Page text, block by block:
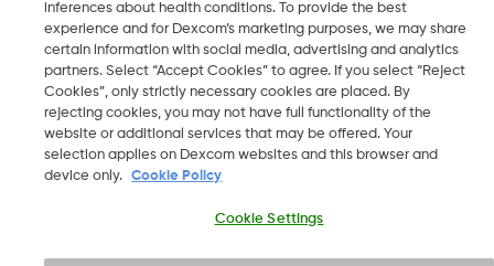
2026 Dexcom, Inc. Alle rechten voorbehouden.
inferences about health conditions. To provide the best
experience and for Dexcom’s marketing purposes, we may share
certain information with social media, advertising and analytics
partners. Select “Accept Cookies” to agree. If you select “Reject
Cookies”, only strictly necessary cookies are placed. By
rejecting cookies, you may not have full functionality of the
website or additional services that may be offered. Your
selection applies on Dexcom websites and this browser and
device only.
Cookie Policy
Cookie Settings